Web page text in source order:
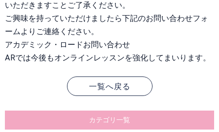
いただきますことご了承ください。
ご興味を持っていただけましたら下記のお問い合わせフォ
ームよりご連絡ください。
アカデミック・ロードお問い合わせ
ARでは今後もオンラインレッスンを強化してまいります。
一覧へ戻る
カテゴリ一覧